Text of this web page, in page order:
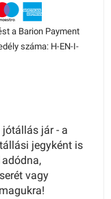
a Barion Payment
száma: H-EN-I-
jár - a
jegyként is
vagy